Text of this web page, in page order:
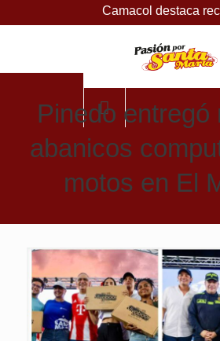
Camacol destaca
Pinedo entregó
abanicos
motos en El